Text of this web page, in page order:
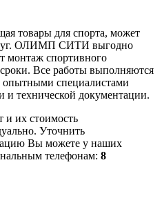
товары для спорта, может
ОЛИМП СИТИ выгодно
монтаж спортивного
Все работы выполняются
специалистами
и технической документации.
и их стоимость
Уточнить
Вы можете у наших
телефонам: 8